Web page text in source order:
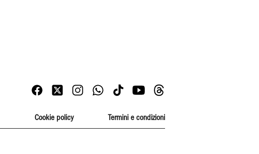
Cookie policy Termini e condizioni